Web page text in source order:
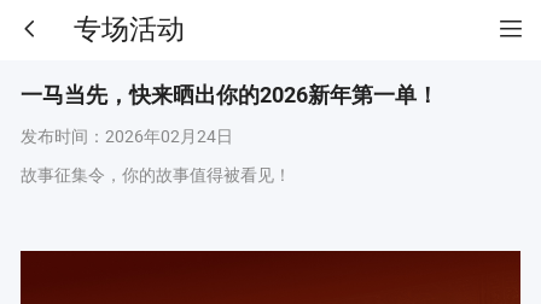
专场活动
一马当先，快来晒出你的2026新年第一单！
发布时间： 2026年02月24日
故事征集令，你的故事值得被看见！